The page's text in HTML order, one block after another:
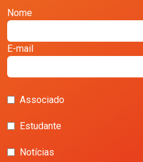
Nome
E-mail
Associado
Estudante
Notícias